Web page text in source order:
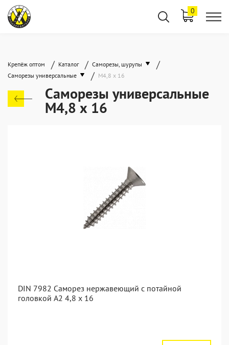
0
Крепёж оптом / Каталог / Саморезы, шурупы /
Саморезы универсальные / М4,8 х 16
Саморезы универсальные
М4,8 х 16
DIN 7982 Саморез нержавеющий с потайной
головкой А2 4,8 x 16